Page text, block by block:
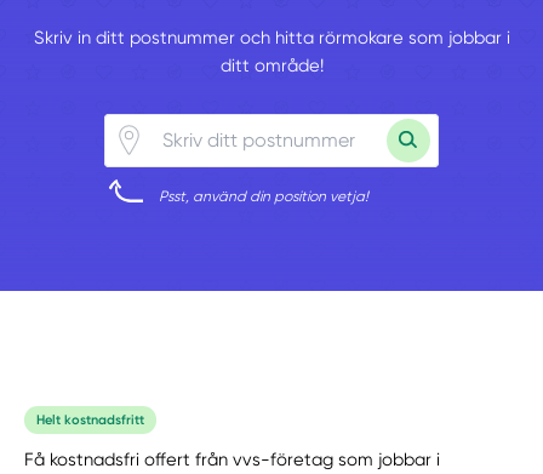
Skriv in ditt postnummer och hitta rörmokare som jobbar i
ditt område!
Psst, använd din position vetja!
Helt kostnadsfritt
Få kostnadsfri offert från vvs-företag som jobbar i